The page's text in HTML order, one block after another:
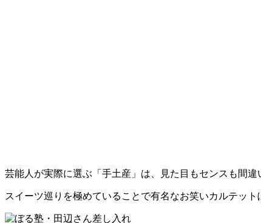
芸能人が実際に選ぶ「手土産」は、見た目もセンスも間
スイーツ巡りを極めていることで有名なお笑いカルテッ